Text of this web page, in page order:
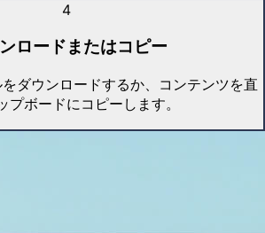
4
ロードまたはコピー
ダウンロードするか、コンテンツを直
プボードにコピーします。